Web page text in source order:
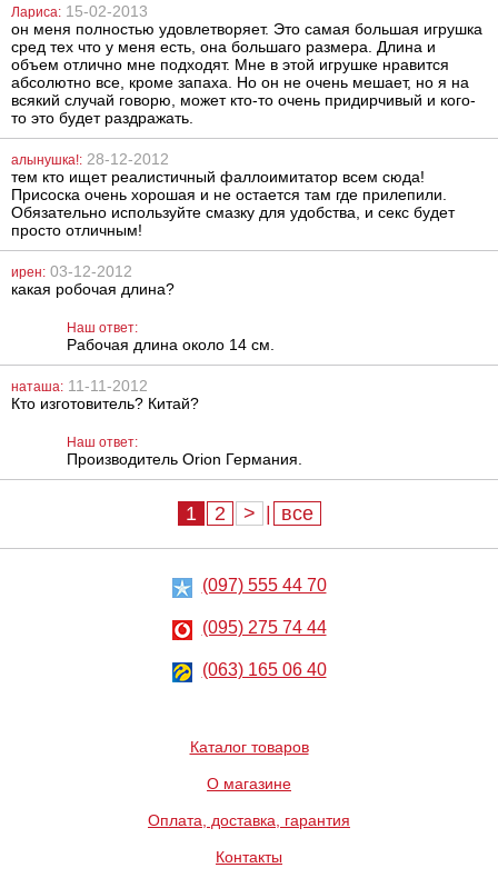
Маска на глаза
красная
300 грн
Анальная
пробка
You2Toys, 11,5
см
1188 грн
Наручники Furry
Fun Cuffs Red
586 грн
Johnson Butt
Лариса: 15-02-2013
он меня полностью удовлетворяет. Это самая большая игрушка
сред тех что у меня есть, она большаго размера. Длина и
объем отлично мне подходят. Мне в этой игрушке нравится
абсолютно все, кроме запаха. Но он не очень мешает, но я на
всякий случай говорю, может кто-то очень придирчивый и кого-
то это будет раздражать.
алынушка!: 28-12-2012
тем кто ищет реалистичный фаллоимитатор всем сюда!
Присоска очень хорошая и не остается там где прилепили.
Обязательно используйте смазку для удобства, и секс будет
просто отличным!
ирен: 03-12-2012
какая робочая длина?
Наш ответ:
Рабочая длина около 14 см.
наташа: 11-11-2012
Кто изготовитель? Китай?
Наш ответ:
Производитель Orion Германия.
1 2 > | все
(097) 555 44 70
(095) 275 74 44
(063) 165 06 40
Каталог товаров
О магазине
Оплата, доставка, гарантия
Контакты